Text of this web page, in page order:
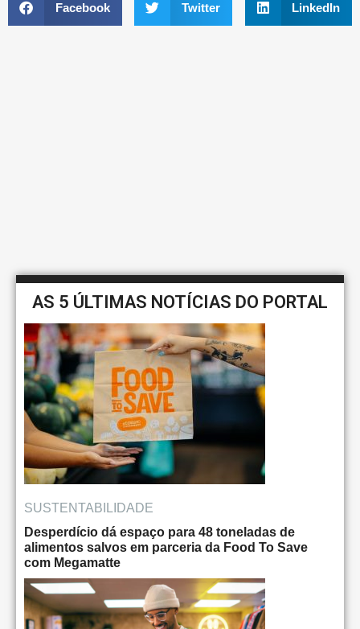
Facebook Twitter LinkedIn
AS 5 ÚLTIMAS NOTÍCIAS DO PORTAL
SUSTENTABILIDADE
Desperdício dá espaço para 48 toneladas de
alimentos salvos em parceria da Food To Save
com Megamatte